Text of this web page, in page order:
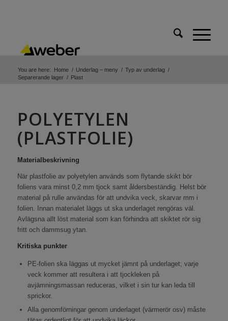
You are here: Home / Underlag – meny / Typ av underlag /
Separerande lager / Plast
POLYETYLEN
(PLASTFOLIE)
Materialbeskrivning
När plastfolie av polyetylen används som flytande skikt bör
foliens vara minst 0,2 mm tjock samt åldersbeständig. Helst bör
material på rulle användas för att undvika veck, skarvar mm i
folien. Innan materialet läggs ut ska underlaget rengöras väl.
Avlägsna allt löst material som kan förhindra att skiktet rör sig
fritt och dammsug ytan.
Kritiska punkter
PE-folien ska läggas ut mycket jämnt på underlaget; varje
veck kommer att resultera i att tjockleken på
avjämningsmassan reduceras, vilket i sin tur kan leda till
sprickor.
Alla genomförningar genom underlaget (värmerör osv) måste